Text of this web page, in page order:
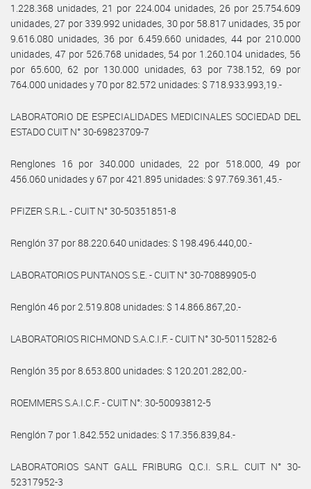
1.228.368 unidades, 21 por 224.004 unidades, 26 por 25.754.609
unidades, 27 por 339.992 unidades, 30 por 58.817 unidades, 35 por
9.616.080 unidades, 36 por 6.459.660 unidades, 44 por 210.000
unidades, 47 por 526.768 unidades, 54 por 1.260.104 unidades, 56
por 65.600, 62 por 130.000 unidades, 63 por 738.152, 69 por
764.000 unidades y 70 por 82.572 unidades: $ 718.933.993,19.-
LABORATORIO DE ESPECIALIDADES MEDICINALES SOCIEDAD DEL
ESTADO CUIT N° 30-69823709-7
Renglones 16 por 340.000 unidades, 22 por 518.000, 49 por
456.060 unidades y 67 por 421.895 unidades: $ 97.769.361,45.-
PFIZER S.R.L. - CUIT N° 30-50351851-8
Renglón 37 por 88.220.640 unidades: $ 198.496.440,00.-
LABORATORIOS PUNTANOS S.E. - CUIT N° 30-70889905-0
Renglón 46 por 2.519.808 unidades: $ 14.866.867,20.-
LABORATORIOS RICHMOND S.A.C.I.F. - CUIT N° 30-50115282-6
Renglón 35 por 8.653.800 unidades: $ 120.201.282,00.-
ROEMMERS S.A.I.C.F. - CUIT N°: 30-50093812-5
Renglón 7 por 1.842.552 unidades: $ 17.356.839,84.-
LABORATORIOS SANT GALL FRIBURG Q.C.I. S.R.L. CUIT N° 30-
52317952-3